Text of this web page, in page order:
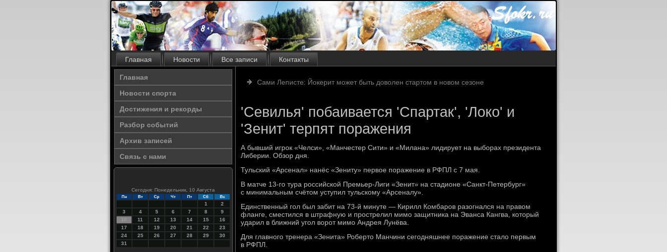
Главная Новости Все записи Контакты
Главная
Новости спорта
Достижения и рекорды
Разбор событий
Архив записей
Связь с нами
Сегодня: Понедельник, 10 Августа
Пн Вт Ср Чт Пт Сб Вс
1
2
3
4 5 6 7 8
9
10
11 12 13 14 15
16
17
18 19 20 21 22
23
24
25 26 27 28 29
30
31
Сами Леписте: Йокерит может быть доволен стартом в новом сезоне
'Севилья' побаивается 'Спартак', 'Локо' и
'Зенит' терпят поражения
А бывший игрок «Челси», «Манчестер Сити» и «Милана» лидирует на выборах президента
Либерии. Обзор дня.
Тульский «Арсенал» нанёс «Зениту» первое поражение в РФПЛ с 7 мая.
В матче 13-го тура российской Премьер-Лиги «Зенит» на стадионе «Санкт-Петербург»
с минимальным счётом уступил тульскому «Арсеналу».
Единственный гол был забит на 73-й минуте — Кирилл Комбаров разогнался на правом
фланге, сместился в штрафную и прострелил мимо защитника на Эванса Кангва, который
ударил в ближний угол ворот мимо Андрея Лунёва.
Для главного тренера «Зенита» Роберто Манчини сегодняшнее поражение стало первым
в РФПЛ.